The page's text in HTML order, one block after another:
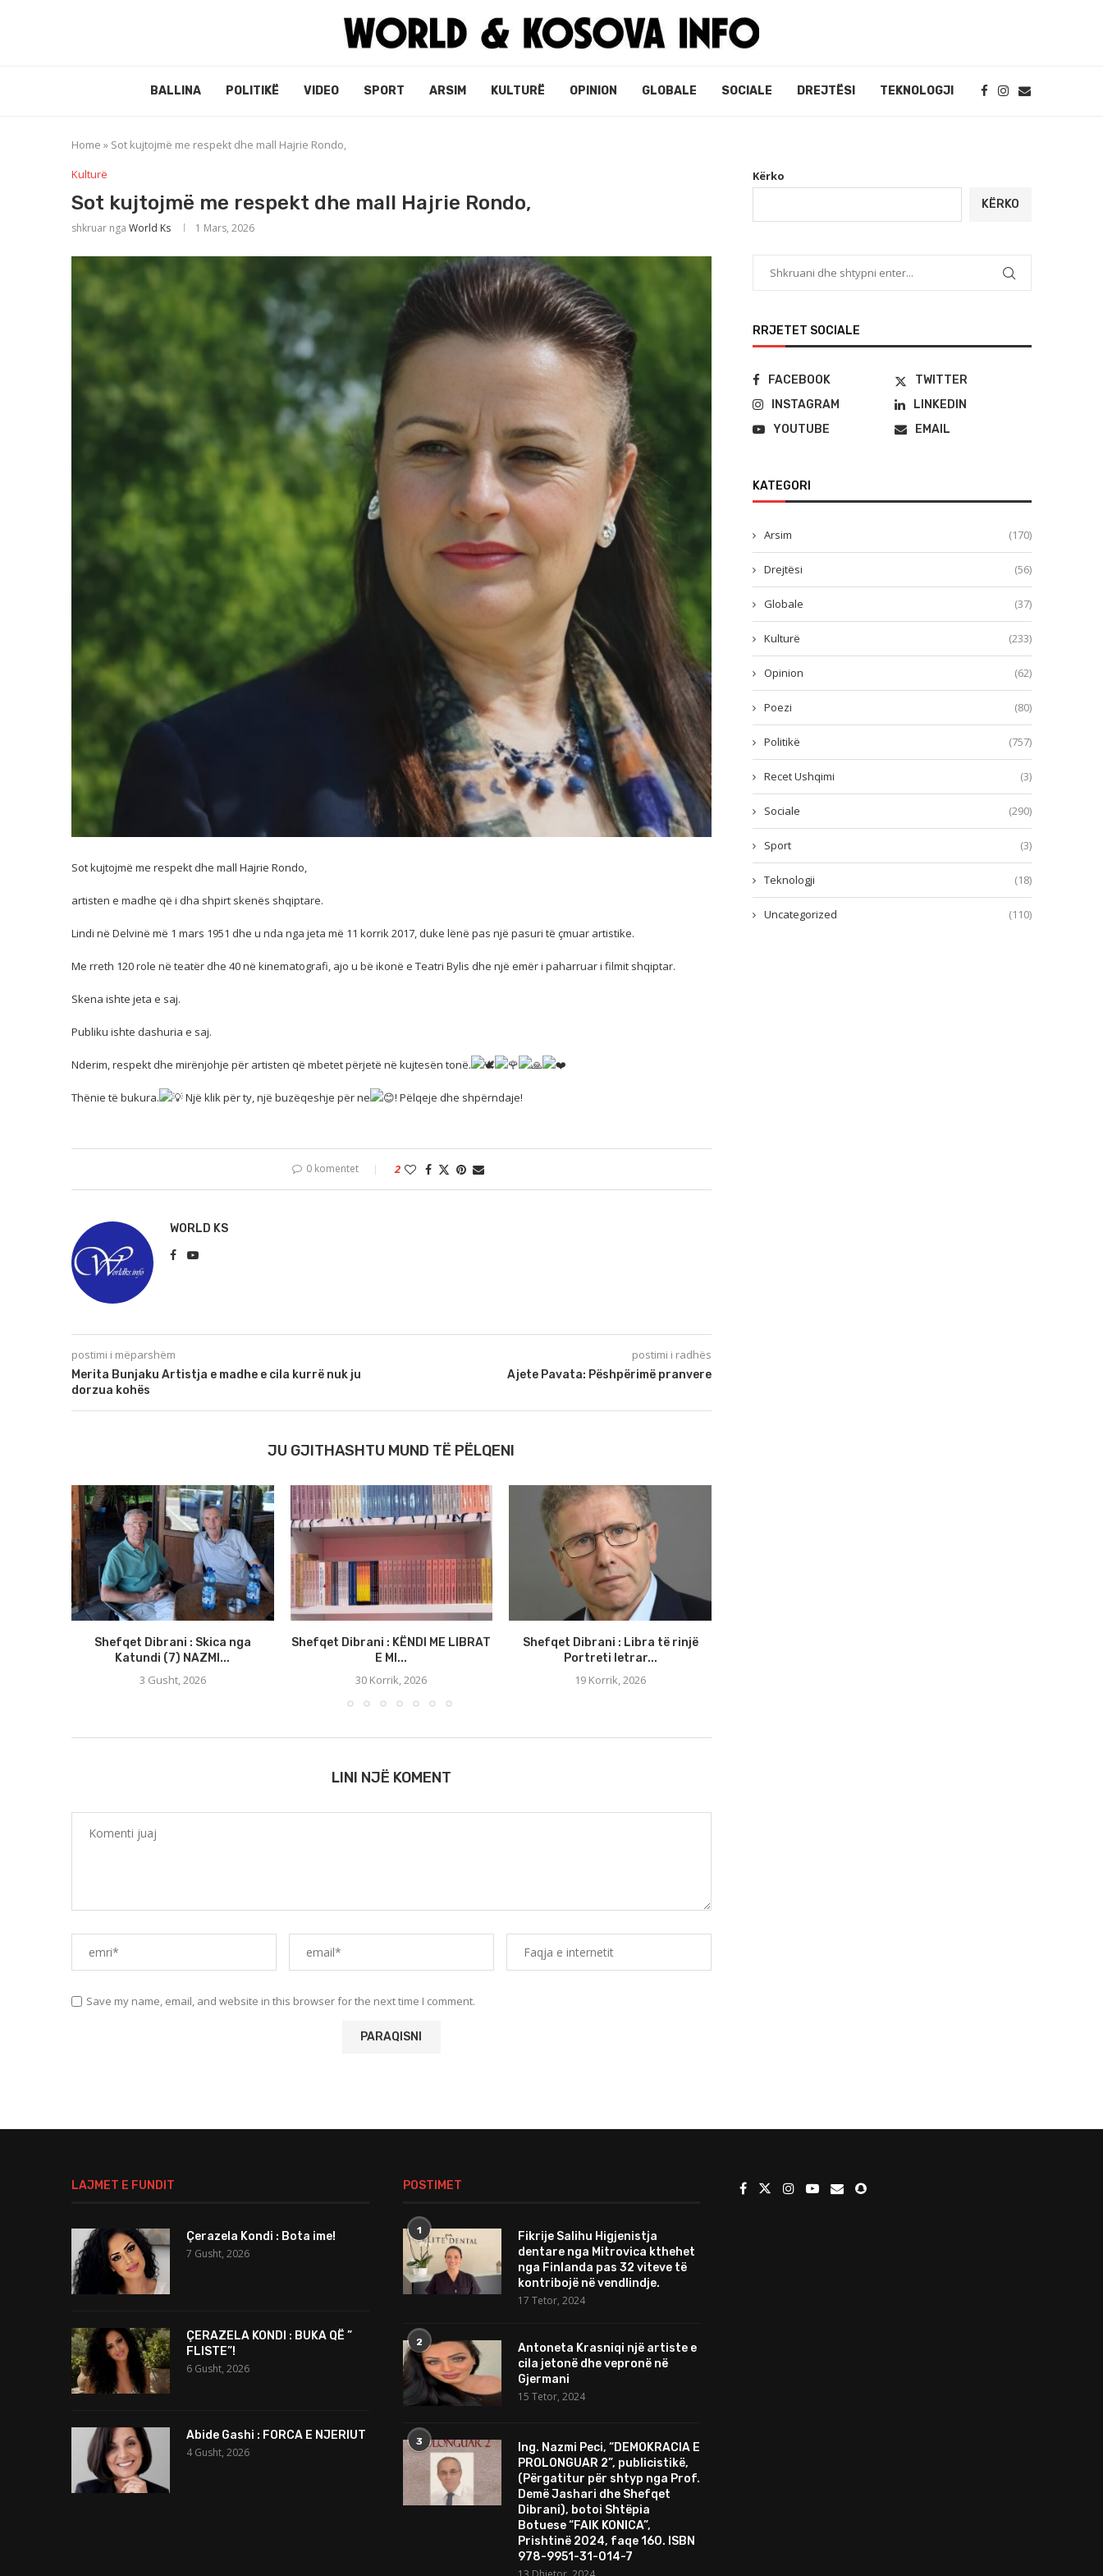
BALLINA POLITIKË VIDEO SPORT ARSIM KULTURË OPINION GLOBALE SOCIALE DREJTËSI TEKNOLOGJI
Home » Sot kujtojmë me respekt dhe mall Hajrie Rondo,
Kulturë
Sot kujtojmë me respekt dhe mall Hajrie Rondo,
shkruar nga World Ks 1 Mars, 2026
Sot kujtojmë me respekt dhe mall Hajrie Rondo,
artisten e madhe që i dha shpirt skenës shqiptare.
Lindi në Delvinë më 1 mars 1951 dhe u nda nga jeta më 11 korrik 2017, duke lënë pas një pasuri të çmuar artistike.
Me rreth 120 role në teatër dhe 40 në kinematografi, ajo u bë ikonë e Teatri Bylis dhe një emër i paharruar i filmit shqiptar.
Skena ishte jeta e saj.
Publiku ishte dashuria e saj.
Nderim, respekt dhe mirënjohje për artisten që mbetet përjetë në kujtesën tonë.
Thënie të bukura. Një klik për ty, një buzëqeshje për ne ! Pëlqeje dhe shpërndaje!
0 komentet 2
WORLD KS
postimi i mëparshëm
Merita Bunjaku Artistja e madhe e cila kurrë nuk ju
dorzua kohës
postimi i radhës
Ajete Pavata: Pëshpërimë pranvere
JU GJITHASHTU MUND TË PËLQENI
Shefqet Dibrani : Skica nga
Katundi (7) NAZMI...
3 Gusht, 2026
Shefqet Dibrani : KËNDI ME LIBRAT
E MI...
30 Korrik, 2026
Shefqet Dibrani : Libra të rinjë
Portreti letrar...
19 Korrik, 2026
LINI NJË KOMENT
Save my name, email, and website in this browser for the next time I comment.
Kërko
KËRKO
RRJETET SOCIALE
FACEBOOK
TWITTER
INSTAGRAM
LINKEDIN
YOUTUBE
EMAIL
KATEGORI
Arsim (170)
Drejtësi (56)
Globale (37)
Kulturë (233)
Opinion (62)
Poezi (80)
Politikë (757)
Recet Ushqimi (3)
Sociale (290)
Sport (3)
Teknologji (18)
Uncategorized (110)
LAJMET E FUNDIT
Çerazela Kondi : Bota ime!
7 Gusht, 2026
ÇERAZELA KONDI : BUKA QË ”
FLISTE”!
6 Gusht, 2026
Abide Gashi : FORCA E NJERIUT
4 Gusht, 2026
POSTIMET
1
Fikrije Salihu Higjenistja
dentare nga Mitrovica kthehet
nga Finlanda pas 32 viteve të
kontribojë në vendlindje.
17 Tetor, 2024
2
Antoneta Krasniqi një artiste e
cila jetonë dhe vepronë në
Gjermani
15 Tetor, 2024
3
Ing. Nazmi Peci, “DEMOKRACIA E
PROLONGUAR 2”, publicistikë,
(Përgatitur për shtyp nga Prof.
Demë Jashari dhe Shefqet
Dibrani), botoi Shtëpia
Botuese “FAIK KONICA”,
Prishtinë 2024, faqe 160. ISBN
978-9951-31-014-7